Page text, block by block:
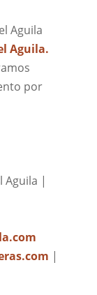
Aguila
Aguila.
por
Aguila |
|